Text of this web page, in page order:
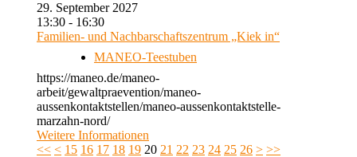
29. September 2027
13:30 - 16:30
Familien- und Nachbarschaftszentrum „Kiek in“
MANEO-Teestuben
https://maneo.de/maneo-
arbeit/gewaltpraevention/maneo-
aussenkontaktstellen/maneo-aussenkontaktstelle-
marzahn-nord/
Weitere Informationen
<< < 15 16 17 18 19 20 21 22 23 24 25 26 > >>